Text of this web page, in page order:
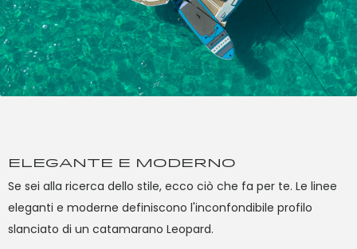
ELEGANTE E MODERNO
Se sei alla ricerca dello stile, ecco ciò che fa per te. Le linee
eleganti e moderne definiscono l'inconfondibile profilo
slanciato di un catamarano Leopard.